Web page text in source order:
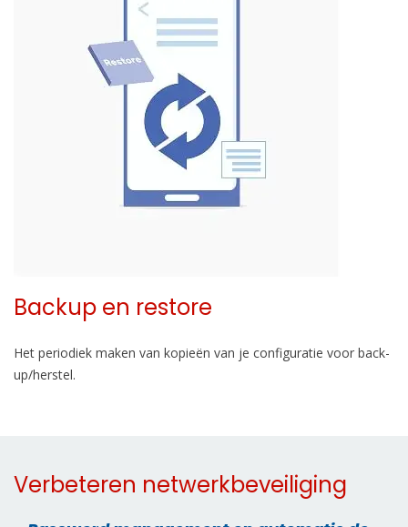
Backup en restore
Het periodiek maken van kopieën van je configuratie voor back-
up/herstel.
Verbeteren netwerkbeveiliging